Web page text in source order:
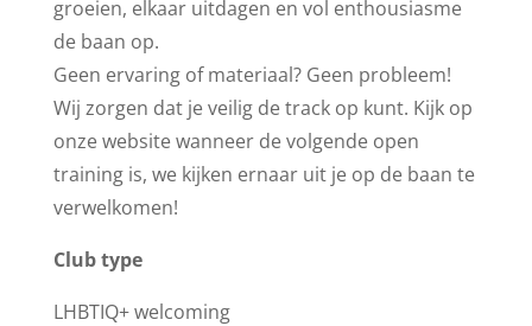
groeien, elkaar uitdagen en vol enthousiasme
de baan op.
Geen ervaring of materiaal? Geen probleem!
Wij zorgen dat je veilig de track op kunt. Kijk op
onze website wanneer de volgende open
training is, we kijken ernaar uit je op de baan te
verwelkomen!
Club type
LHBTIQ+ welcoming